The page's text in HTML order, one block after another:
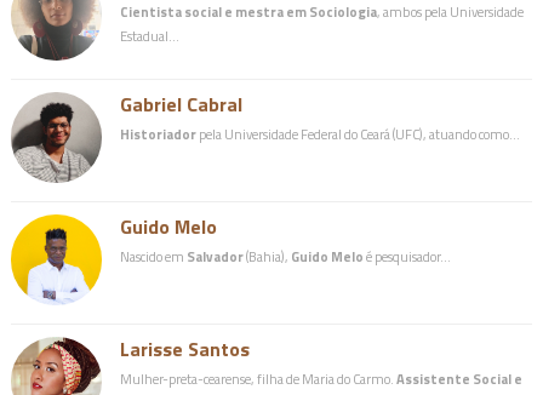
Cientista social e mestra em Sociologia, ambos pela Universidade
Estadual…
Gabriel Cabral
Historiadorpela Universidade Federal do Ceará (UFC), atuando como…
Guido Melo
Nascido em Salvador(Bahia), Guido Meloé pesquisador…
Larisse Santos
Mulher-preta-cearense, filha de Maria do Carmo.Assistente Social e